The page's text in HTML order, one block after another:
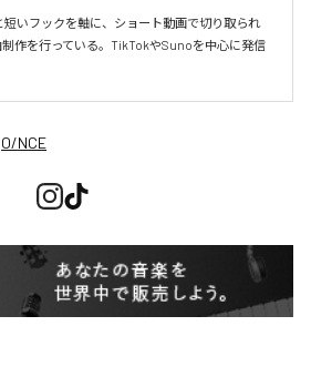
いフックを軸に、ショート動画で切り取られ
作を行っている。TikTokやSunoを中心に発信
O/NCE